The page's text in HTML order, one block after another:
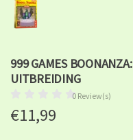
999 GAMES
UITBREIDING
0 Review(s)
€11,99